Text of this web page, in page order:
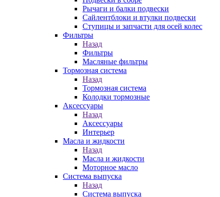
Рычаги и балки подвески
Сайлентблоки и втулки подвески
Ступицы и запчасти для осей колес
Фильтры
Назад
Фильтры
Масляные фильтры
Тормозная система
Назад
Тормозная система
Колодки тормозные
Аксессуары
Назад
Аксессуары
Интерьер
Масла и жидкости
Назад
Масла и жидкости
Моторное масло
Система выпуска
Назад
Система выпуска